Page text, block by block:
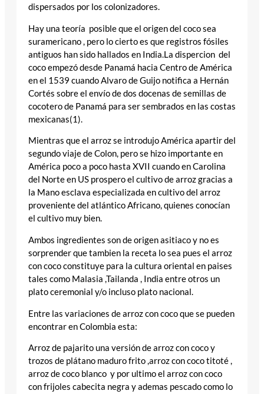
dispersados por los colonizadores.
Hay una teoría posible que el origen del coco sea
suramericano , pero lo cierto es que registros fósiles
antiguos han sido hallados en India.La dispercion del
coco empezó desde Panamá hacia Centro de América
en el 1539 cuando Alvaro de Guijo notifica a Hernán
Cortés sobre el envío de dos docenas de semillas de
cocotero de Panamá para ser sembrados en las costas
mexicanas(1).
Mientras que el arroz se introdujo América apartir del
segundo viaje de Colon, pero se hizo importante en
América poco a poco hasta XVII cuando en Carolina
del Norte en US prospero el cultivo de arroz gracias a
la Mano esclava especializada en cultivo del arroz
proveniente del atlántico Africano, quienes conocían
el cultivo muy bien.
Ambos ingredientes son de origen asitiaco y no es
sorprender que tambien la receta lo sea pues el arroz
con coco constituye para la cultura oriental en paises
tales como Malasia ,Tailanda , India entre otros un
plato ceremonial y/o incluso plato nacional.
Entre las variaciones de arroz con coco que se pueden
encontrar en Colombia esta:
Arroz de pajarito una versión de arroz con coco y
trozos de plátano maduro frito ,arroz con coco titoté ,
arroz de coco blanco y por ultimo el arroz con coco
con frijoles cabecita negra y ademas pescado como lo